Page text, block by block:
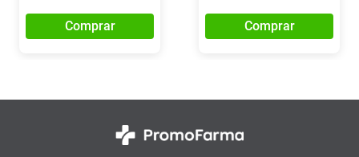
Comprar Comprar